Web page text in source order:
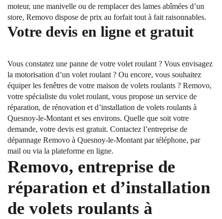
moteur, une manivelle ou de remplacer des lames abîmées d’un
store, Removo dispose de prix au forfait tout à fait raisonnables.
Votre devis en ligne et gratuit
Vous constatez une panne de votre volet roulant ? Vous envisagez
la motorisation d’un volet roulant ? Ou encore, vous souhaitez
équiper les fenêtres de votre maison de volets roulants ? Removo,
votre spécialiste du volet roulant, vous propose un service de
réparation, de rénovation et d’installation de volets roulants à
Quesnoy-le-Montant et ses environs. Quelle que soit votre
demande, votre devis est gratuit. Contactez l’entreprise de
dépannage Removo à Quesnoy-le-Montant par téléphone, par
mail ou via la plateforme en ligne.
Removo, entreprise de
réparation et d’installation
de volets roulants à